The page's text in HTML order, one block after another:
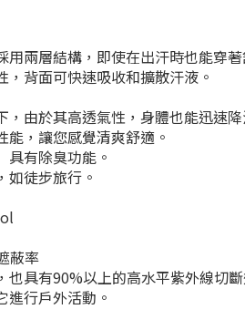
用兩層結構，即使在出汗時也能穿
，背面可快速吸收和擴散汗液。
，由於其高透氣性，身體也能迅速
能，讓您感覺清爽舒適。
有除臭功能。
如徒步旅行。
蔽率
也具有90%以上的高水平紫外線切
進行戶外活動。